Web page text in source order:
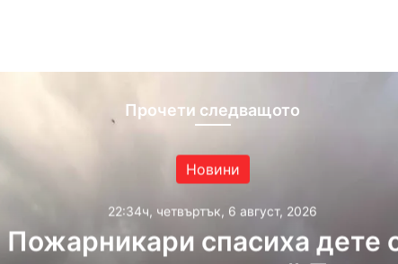
Прочети следващото
Новини
22:34ч, четвъртък, 6 август, 2026
Пожарникари спасиха дете